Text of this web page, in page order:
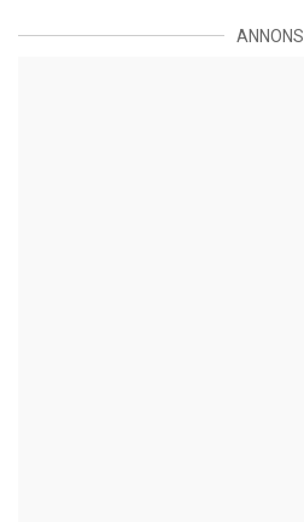
ANNONS